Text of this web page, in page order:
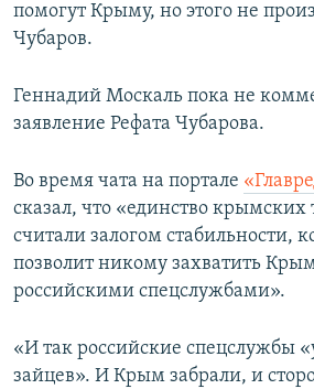
помогут Крыму, но этого не
Чубаров.
Геннадий Москаль пока не
заявление Рефата Чубарова.
Во время чата на портале
сказал, что «единство
считали залогом стабильности,
позволит никому захватить
российскими спецслужбами».
«И так российские спецслужбы
зайцев». И Крым забрали, и